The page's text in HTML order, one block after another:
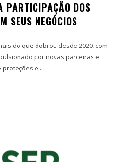
PARTICIPAÇÃO DOS
SEUS NEGÓCIOS
do que dobrou desde 2020, com
por novas parceiras e
e...